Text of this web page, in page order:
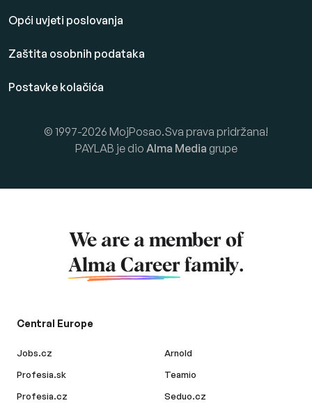
Opći uvjeti poslovanja
Zaštita osobnih podataka
Postavke kolačića
© 1997-2026 MojPosao.Sva prava pridržana!
PAYLAB je dio Alma Media grupe
We are a member of
Alma Career family.
Central Europe
Jobs.cz
Profesia.sk
Profesia.cz
Arnold
Teamio
Seduo.cz